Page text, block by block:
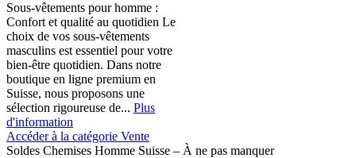
Sous-vêtements pour homme :
Confort et qualité au quotidien Le
choix de vos sous-vêtements
masculins est essentiel pour votre
bien-être quotidien. Dans notre
boutique en ligne premium en
Suisse, nous proposons une
sélection rigoureuse de... Plus
d'information
Accéder à la catégorie Vente
Soldes Chemises Homme Suisse – À ne pas manquer